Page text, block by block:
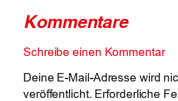
Kommentare
Schreibe einen Kommentar
Deine E-Mail-Adresse wird
veröffentlicht. Erforderliche